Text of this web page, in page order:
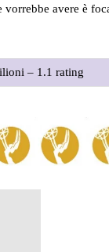
vorrebbe avere è
– 1.1 rating